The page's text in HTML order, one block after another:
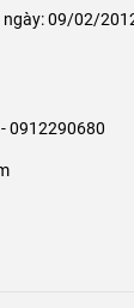
09/02/
0912290680